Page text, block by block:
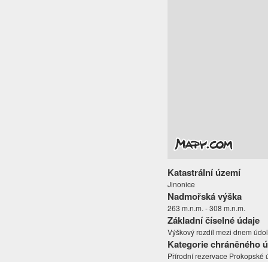
Katastrální území
Jinonice
Nadmořská výška
263 m.n.m. - 308 m.n.m.
Základní číselné údaje
Výškový rozdíl mezi dnem
Kategorie chráněného
Přírodní rezervace Prokopské